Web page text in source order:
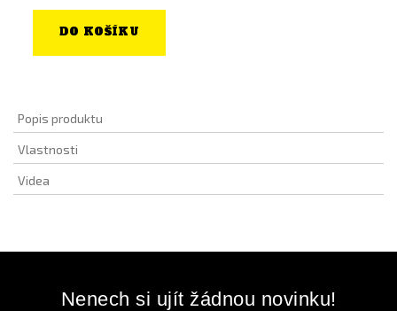
DO KOŠÍKU
Popis produktu
Vlastnosti
Videa
Nenech si ujít žádnou novinku!